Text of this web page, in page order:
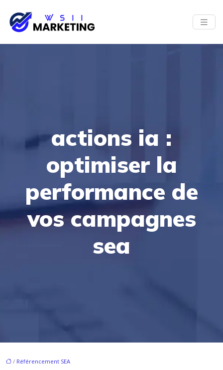
actions ia :
optimiser la
performance de
vos campagnes
sea
/ Référencement SEA